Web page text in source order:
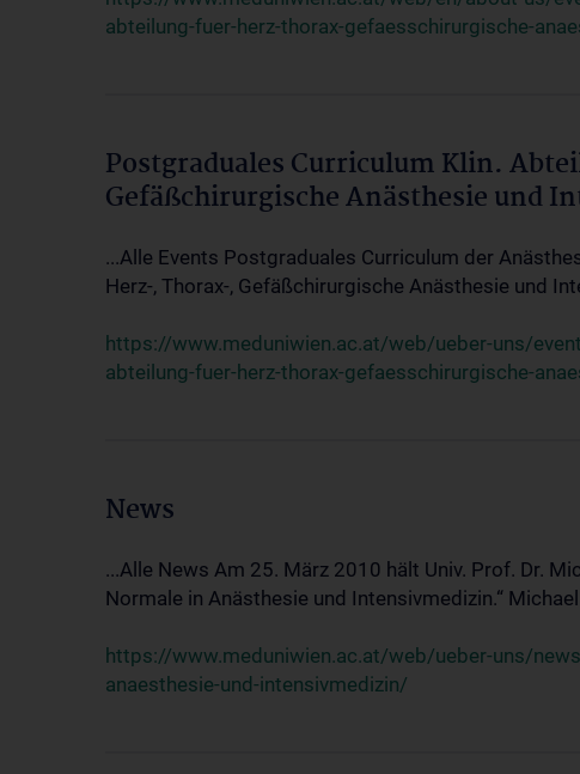
abteilung-fuer-herz-thorax-gefaesschirurgische-
Postgraduales Curriculum Klin.
Gefäßchirurgische Anästhesie und
...Alle Events Postgraduales Curriculum der
Herz-, Thorax-, Gefäßchirurgische Anästhesie und
https://www.meduniwien.ac.at/web/ueber-uns/
abteilung-fuer-herz-thorax-gefaesschirurgische-
News
...Alle News Am 25. März 2010 hält Univ. Prof. Dr.
Normale in Anästhesie und Intensivmedizin.“
https://www.meduniwien.ac.at/web/ueber-uns/
anaesthesie-und-intensivmedizin/